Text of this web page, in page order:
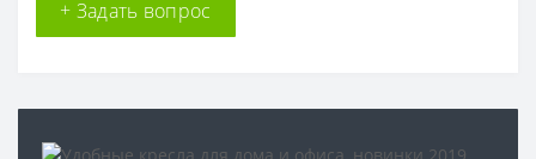
+ Задать вопрос